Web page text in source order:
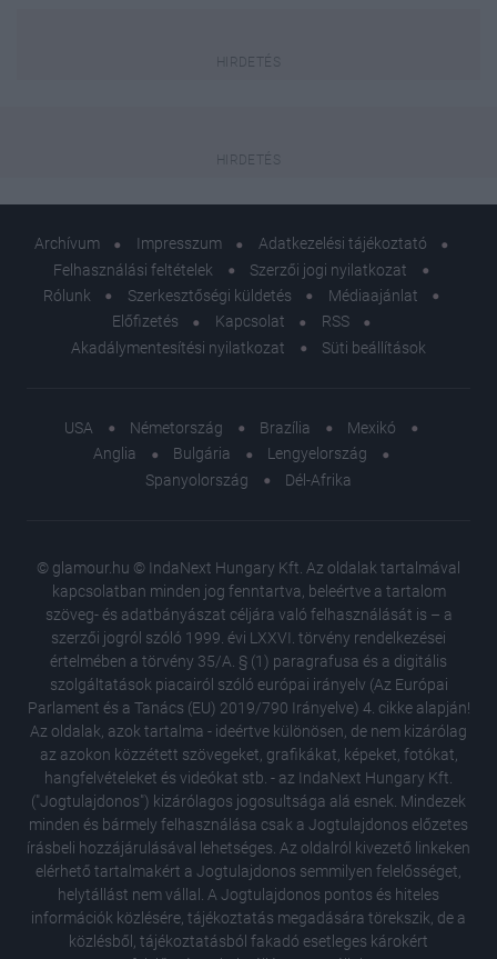
János
Archívum Impresszum
Adatkezelési tájékoztató
Felhasználási feltételek
Szerzői jogi nyilatkozat
Rólunk
Szerkesztőségi küldetés
Médiaajánlat
Előfizetés
Kapcsolat
RSS
Akadálymentesítési nyilatkozat
Süti beállítások
USA Németország Brazília
Mexikó
Anglia
Bulgária
Lengyelország
Spanyolország
Dél-Afrika
© glamour.hu © IndaNext Hungary Kft. Az oldalak tartalmával
kapcsolatban minden jog fenntartva, beleértve a tartalom
szöveg- és adatbányászat céljára való felhasználását is – a
szerzői jogról szóló 1999. évi LXXVI. törvény rendelkezései
értelmében a törvény 35/A. § (1) paragrafusa és a digitális
szolgáltatások piacairól szóló európai irányelv (Az Európai
Parlament és a Tanács (EU) 2019/790 Irányelve) 4. cikke alapján!
Az oldalak, azok tartalma - ideértve különösen, de nem kizárólag
az azokon közzétett szövegeket, grafikákat, képeket, fotókat,
hangfelvételeket és videókat stb. - az IndaNext Hungary Kft.
("Jogtulajdonos") kizárólagos jogosultsága alá esnek. Mindezek
minden és bármely felhasználása csak a Jogtulajdonos előzetes
írásbeli hozzájárulásával lehetséges. Az oldalról kivezető linkeken
elérhető tartalmakért a Jogtulajdonos semmilyen felelősséget,
helytállást nem vállal. A Jogtulajdonos pontos és hiteles
információk közlésére, tájékoztatás megadására törekszik, de a
közlésből, tájékoztatásból fakadó esetleges károkért